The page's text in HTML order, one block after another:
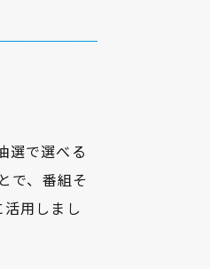
選で選べる
で、番組そ
用しまし